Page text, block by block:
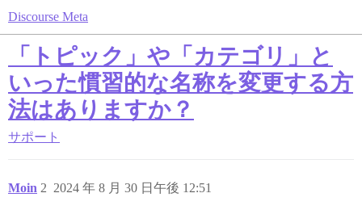
Discourse Meta
「トピック」や「カテゴリ」と
いった慣習的な名称を変更する方
法はありますか？
サポート
Moin 2024 年 8 月 30 日午後 12:51
2